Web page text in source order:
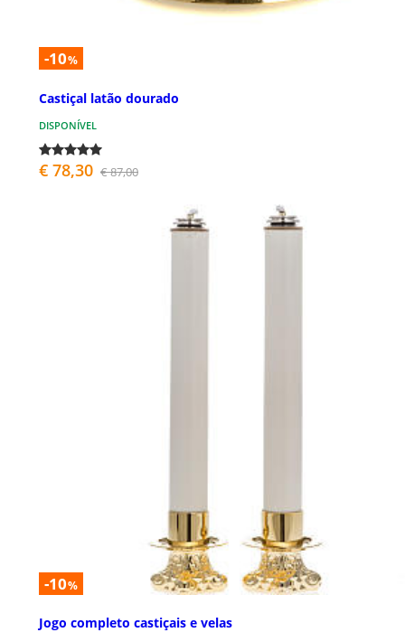
-10%
Castiçal latão dourado
DISPONÍVEL
€ 78,30 € 87,00
-10%
Jogo completo castiçais e velas